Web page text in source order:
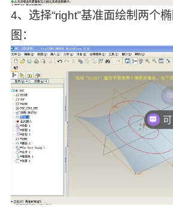
4、选择“right”基准面绘制两个
图：